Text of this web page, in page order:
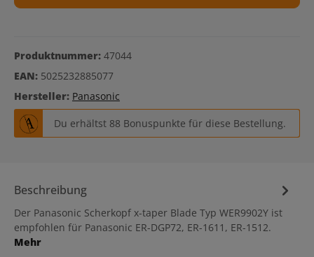
Produktnummer: 47044
EAN: 5025232885077
Hersteller: Panasonic
Du erhältst 88 Bonuspunkte für diese Bestellung.
Beschreibung
Der Panasonic Scherkopf x-taper Blade Typ WER9902Y ist
empfohlen für Panasonic ER-DGP72, ER-1611, ER-1512.
Mehr